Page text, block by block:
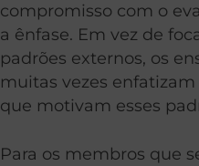
compromisso com o
a ênfase. Em vez de
padrões externos, os
muitas vezes
que motivam esses
Para os membros que